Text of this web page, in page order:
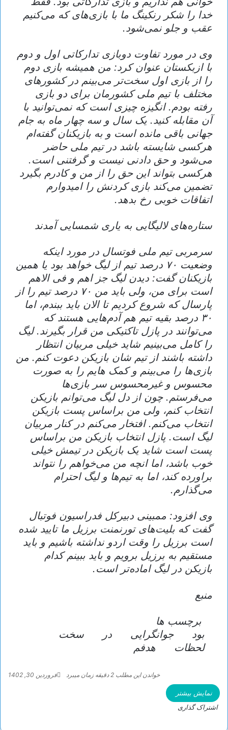
خدا را شکر رنکینگ ما با بازی‌های که می‌کنیم
عقب و جلو نمی‌شود.
وی در مورد تفاوت دوبازی تدارکاتی اول و دوم
با ازبکستان عنوان کرد: من همیشه بازی دوم
را از بازی اول سخت‌تر می‌بینم در کشور‌های
مختلف با تیم ملی کشورمان برای دو بازی
رفته بودم. انگیزه چیزی است که نمی‌توانید با
آن مقابله کنید. یک سال و سه چهار ماه به جام
جهانی باقی مانده است و به بازیکنان گفته‌ام
هرکسی شایسته باشد در تیم ملی حاضر
می‌شود و حق دادنی نیست و گرفتنی است.
هرکسی بتواند این حق را از من و کادرم بگیرد
تضمین می‌کند بازی کردنش را امیدوارم
اتفاقات خوبی رخ بدهد.
ستاره‌های لالیگایی به یاری شمسایی آمدند
سرمربی تیم ملی فوتسال در مورد اینکه
وضعیت ۷۰ درصد تیم از لیگ خواهد بود یا همین
بازیکنان گفت: دیدن لیگ جز اهم و فی الاهم
است برای من، ولی باید من ۷۰ درصد تیم را از
پارسال که شروع کردیم تا الان باید ببندم، اما
۳۰ درصد بقیه تیم هم آدم‌هایی هستند که
می‌توانند در پازل تاکتیکی من قرار بگیرند. لیگ
را کامل می‌بینیم شاید خیلی مربیان انتظار
داشته باشند از تیم شان بازیکن دعوت کنم. من
بازی‌ها را می‌بینم و کمک هایم را به صورت
محسوس و غیرمحسوس سر بازی‌ها
می‌فرستم. چون از دل لیگ می‌توانم بازیکن
انتخاب کنم، ولی من براساس پست بازیکن
انتخاب می‌کنم. افتخار می‌کنم در کنار مربیان
لیگ است. پازل انتخاب بازیکن من براساس
پست است شاید یک بازیکن در تیمش خیلی
خوب باشد، اما انچه من می‌خواهم را نتواند
براورده کند، اما به تیم‌ها و لیگ احترام
می‌گذارم.
وی افزود: ممبینی دبیرکل فدراسیون فوتبال
گفت که بلیت‌های تورنمنت برزیل ما تایید شده
است برزیل را وقت اردو نداشته باشیم و باید
مستقیم به برزیل برویم و باید ببینم کدام
بازیکن در لیگ اماده‌تر است.
منبع
برچسب ها
بود
جوانگرایی در
سخت
لحظات
هدفم
فروردین 30, 1402 خواندن این مطلب 2 دقیقه زمان میبرد
نمایش بیشتر
اشتراک گذاری